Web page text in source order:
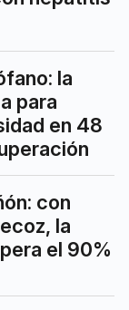
la
para
en 48
con
la
el 90%